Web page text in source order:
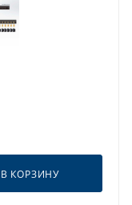
В КОРЗИНУ